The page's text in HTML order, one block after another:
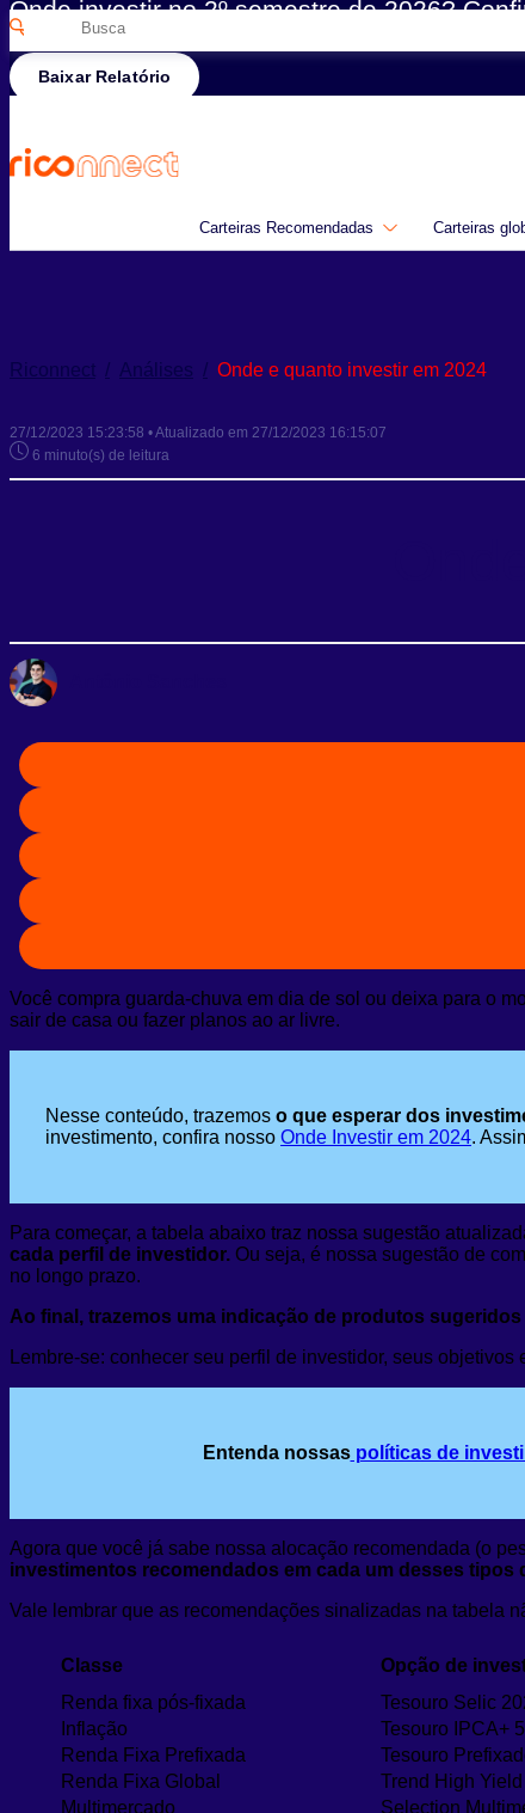
Pesquisar
por:
Onde investir no 2º semestre de 2026?
Rico
Baixar Relatório
Carteiras Recomendadas Carteiras
Riconnect / Análises / Onde e quanto investir em 2024
27/12/2023 15:23:58 • Atualizado em 27/12/2023 16:15:07
6 minuto(s) de leitura
Você compra guarda-chuva em dia de sol ou deixa para o
sair de casa ou fazer planos ao ar livre.
Nesse conteúdo, trazemos o que esperar dos
investimento, confira nosso Onde Investir em 2024.
Para começar, a tabela abaixo traz nossa sugestão
cada perfil de investidor. Ou seja, é nossa sugestão de
no longo prazo.
Ao final, trazemos uma indicação de produtos sugeridos
Lembre-se: conhecer seu perfil de investidor, seus
Entenda nossaspolíticas de
Agora que você já sabe nossa alocação recomendada (o
investimentos recomendados em cada um desses tipos
Vale lembrar que as recomendações sinalizadas na tabela
Classe Opção de
Renda fixa pós-fixada
Tesouro Selic
Inflação
Tesouro IPCA+
Renda Fixa Prefixada
Tesouro
Renda Fixa Global
Trend High
Multimercado
Selection